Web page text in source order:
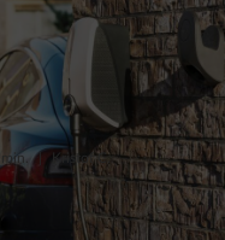
| Kristof C.
over elektrische